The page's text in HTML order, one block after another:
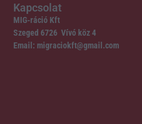
Kapcsolat
MIG-ráció Kft
Szeged 6726 Vívó köz 4
Email: migraciokft@gmail.com